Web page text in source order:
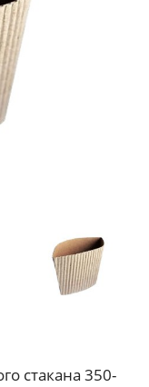
стакана 350-